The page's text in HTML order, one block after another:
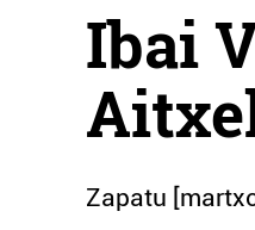
Ibai
Zapatu